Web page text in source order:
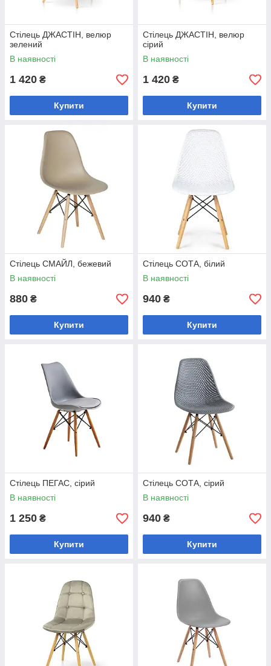
Стілець ДЖАСТІН, велюр
зелений
В наявності
1 420 ₴
Купити
Стілець ДЖАСТІН, велюр
сірий
В наявності
1 420 ₴
Купити
Стілець СМАЙЛ, бежевий
В наявності
880 ₴
Купити
Стілець СОТА, білий
В наявності
940 ₴
Купити
Стілець ПЕГАС, cірий
В наявності
1 250 ₴
Купити
Стілець СОТА, сірий
В наявності
940 ₴
Купити